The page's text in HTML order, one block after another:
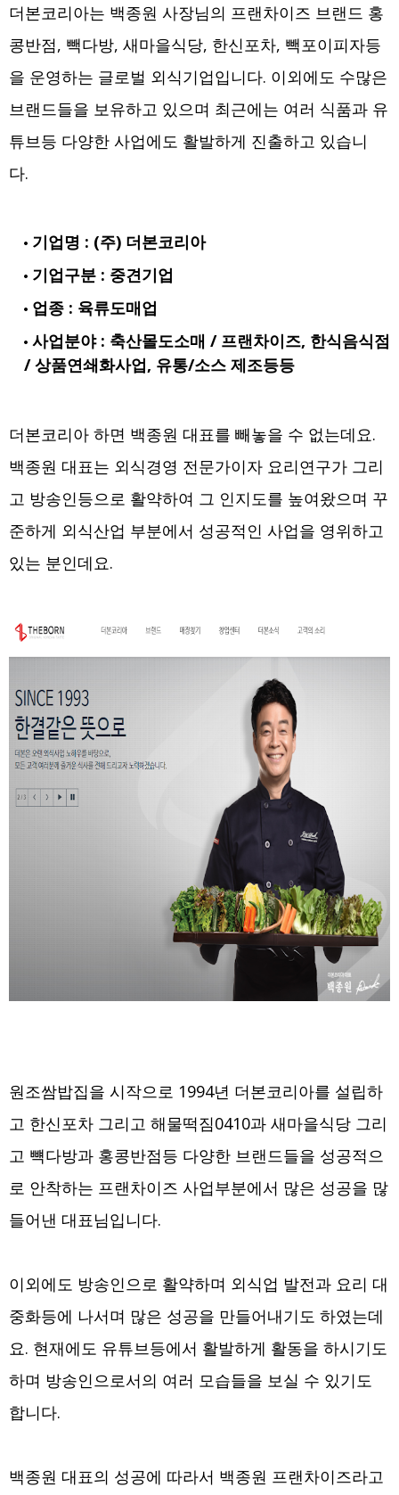
더본코리아는 백종원 사장님의 프랜차이즈 브랜드 홍
콩반점, 빽다방, 새마을식당, 한신포차, 빽포이피자등
을 운영하는 글로벌 외식기업입니다. 이외에도 수많은
브랜드들을 보유하고 있으며 최근에는 여러 식품과 유
튜브등 다양한 사업에도 활발하게 진출하고 있습니
다.
기업명 : (주) 더본코리아
기업구분 : 중견기업
업종 : 육류도매업
사업분야 : 축산몰도소매 / 프랜차이즈, 한식음식점
/ 상품연쇄화사업, 유통/소스 제조등등
더본코리아 하면 백종원 대표를 빼놓을 수 없는데요.
백종원 대표는 외식경영 전문가이자 요리연구가 그리
고 방송인등으로 활약하여 그 인지도를 높여왔으며 꾸
준하게 외식산업 부분에서 성공적인 사업을 영위하고
있는 분인데요.
원조쌈밥집을 시작으로 1994년 더본코리아를 설립하
고 한신포차 그리고 해물떡짐0410과 새마을식당 그리
고 뺵다방과 홍콩반점등 다양한 브랜드들을 성공적으
로 안착하는 프랜차이즈 사업부분에서 많은 성공을 많
들어낸 대표님입니다.
이외에도 방송인으로 활약하며 외식업 발전과 요리 대
중화등에 나서며 많은 성공을 만들어내기도 하였는데
요. 현재에도 유튜브등에서 활발하게 활동을 하시기도
하며 방송인으로서의 여러 모습들을 보실 수 있기도
합니다.
백종원 대표의 성공에 따라서 백종원 프랜차이즈라고